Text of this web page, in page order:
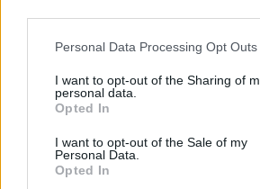
Personal Data Processing Opt Outs
I want to opt-out of the Sharing of
personal data.
Opted In
I want to opt-out of the Sale of my
Personal Data.
Opted In
Shtuarmë9.06.2025 09:04
Tags:
1 person